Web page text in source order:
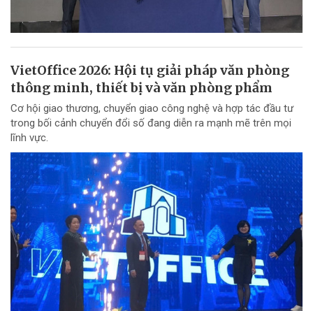
VietOffice 2026: Hội tụ giải pháp văn phòng
thông minh, thiết bị và văn phòng phẩm
Cơ hội giao thương, chuyển giao công nghệ và hợp tác đầu tư
trong bối cảnh chuyển đổi số đang diễn ra mạnh mẽ trên mọi
lĩnh vực.